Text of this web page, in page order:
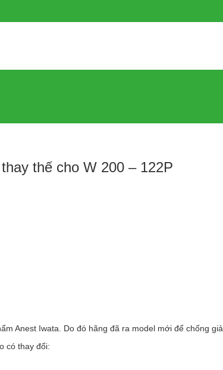
thế cho W 200 – 122P
Anest Iwata. Do đó hãng đã ra model mới để chống giả.
có thay đổi: